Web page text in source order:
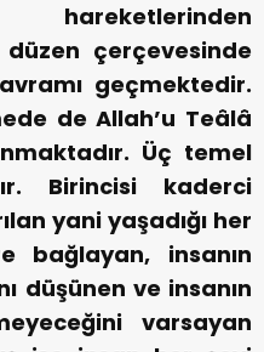
hareketlerinden
çerçevesinde
geçmektedir.
de Allah’u Teâlâ
Üç temel
Birincisi kaderci
yani yaşadığı her
bağlayan, insanın
düşünen ve insanın
varsayan